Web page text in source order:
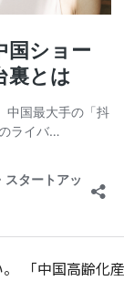
「中国高齢化産